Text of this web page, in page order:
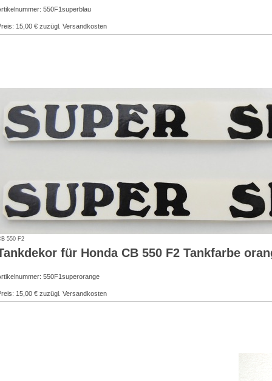
550F1superblau
15,00 € zuzügl. Versandkosten
550 F2
für Honda CB 550 F2 Tankfarbe
550F1superorange
15,00 € zuzügl. Versandkosten